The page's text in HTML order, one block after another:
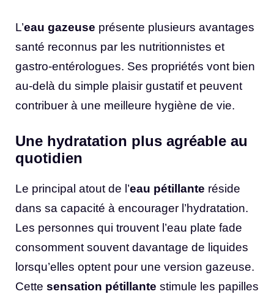
L’eau gazeuse présente plusieurs avantages
santé reconnus par les nutritionnistes et
gastro-entérologues. Ses propriétés vont bien
au-delà du simple plaisir gustatif et peuvent
contribuer à une meilleure hygiène de vie.
Une hydratation plus agréable au
quotidien
Le principal atout de l’eau pétillante réside
dans sa capacité à encourager l’hydratation.
Les personnes qui trouvent l’eau plate fade
consomment souvent davantage de liquides
lorsqu’elles optent pour une version gazeuse.
Cette sensation pétillante stimule les papilles